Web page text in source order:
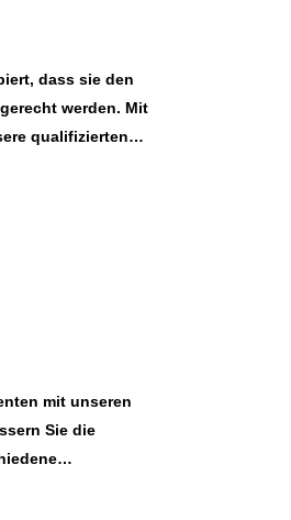
dass sie den
werden. Mit
qualifizierten
sich unsere
mit unseren
Sie die